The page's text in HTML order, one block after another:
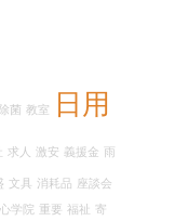
除菌 教室 日用
求人 激安 義援金 雨
文具 消耗品 座談会
学院 重要 福祉 寄